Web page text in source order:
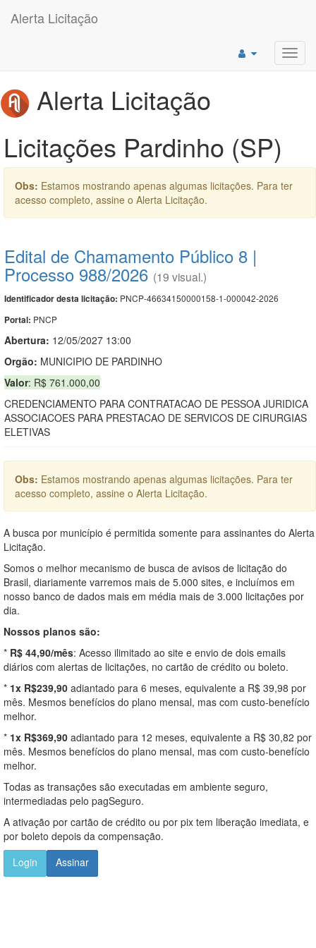
Alerta Licitação
Alerta Licitação
Licitações Pardinho (SP)
Obs: Estamos mostrando apenas algumas licitações. Para ter
acesso completo, assine o Alerta Licitação.
Edital de Chamamento Público 8 |
Processo 988/2026 (19 visual.)
Identificador desta licitação: PNCP-46634150000158-1-000042-2026
Portal: PNCP
Abertura: 12/05/2027 13:00
Orgão: MUNICIPIO DE PARDINHO
Valor: R$ 761.000,00
CREDENCIAMENTO PARA CONTRATACAO DE PESSOA JURIDICA
ASSOCIACOES PARA PRESTACAO DE SERVICOS DE CIRURGIAS
ELETIVAS
Obs: Estamos mostrando apenas algumas licitações. Para ter
acesso completo, assine o Alerta Licitação.
A busca por município é permitida somente para assinantes do Alerta
Licitação.
Somos o melhor mecanismo de busca de avisos de licitação do
Brasil, diariamente varremos mais de 5.000 sites, e incluímos em
nosso banco de dados mais em média mais de 3.000 licitações por
dia.
Nossos planos são:
* R$ 44,90/mês: Acesso ilimitado ao site e envio de dois emails
diários com alertas de licitações, no cartão de crédito ou boleto.
* 1x R$239,90 adiantado para 6 meses, equivalente a R$ 39,98 por
mês. Mesmos benefícios do plano mensal, mas com custo-benefício
melhor.
* 1x R$369,90 adiantado para 12 meses, equivalente a R$ 30,82 por
mês. Mesmos benefícios do plano mensal, mas com custo-benefício
melhor.
Todas as transações são executadas em ambiente seguro,
intermediadas pelo pagSeguro.
A ativação por cartão de crédito ou por pix tem liberação imediata, e
por boleto depois da compensação.
Login
Assinar